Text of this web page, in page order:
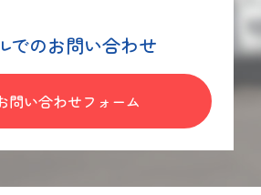
でのお問い合わせ
問い合わせフォーム